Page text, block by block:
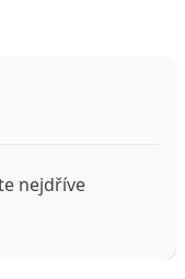
nejdříve